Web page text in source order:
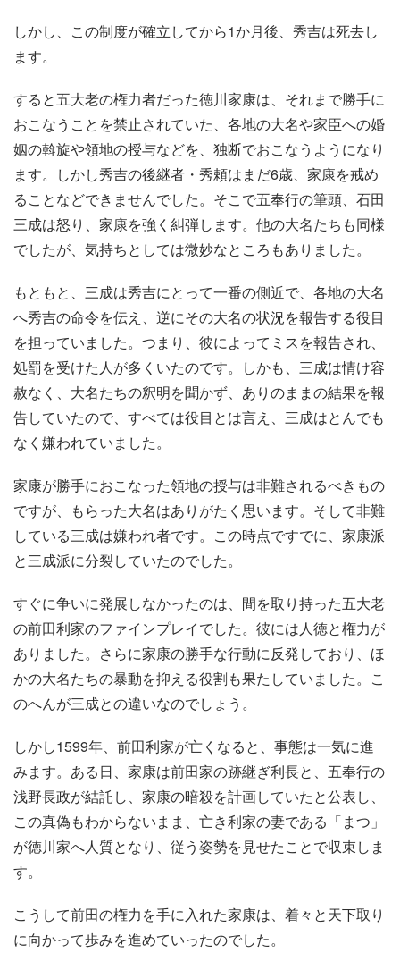
しかし、この制度が確立してから1か月後、秀吉は死去し
ます。
すると五大老の権力者だった徳川家康は、それまで勝手に
おこなうことを禁止されていた、各地の大名や家臣への婚
姻の斡旋や領地の授与などを、独断でおこなうようになり
ます。しかし秀吉の後継者・秀頼はまだ6歳、家康を戒め
ることなどできませんでした。そこで五奉行の筆頭、石田
三成は怒り、家康を強く糾弾します。他の大名たちも同様
でしたが、気持ちとしては微妙なところもありました。
もともと、三成は秀吉にとって一番の側近で、各地の大名
へ秀吉の命令を伝え、逆にその大名の状況を報告する役目
を担っていました。つまり、彼によってミスを報告され、
処罰を受けた人が多くいたのです。しかも、三成は情け容
赦なく、大名たちの釈明を聞かず、ありのままの結果を報
告していたので、すべては役目とは言え、三成はとんでも
なく嫌われていました。
家康が勝手におこなった領地の授与は非難されるべきもの
ですが、もらった大名はありがたく思います。そして非難
している三成は嫌われ者です。この時点ですでに、家康派
と三成派に分裂していたのでした。
すぐに争いに発展しなかったのは、間を取り持った五大老
の前田利家のファインプレイでした。彼には人徳と権力が
ありました。さらに家康の勝手な行動に反発しており、ほ
かの大名たちの暴動を抑える役割も果たしていました。こ
のへんが三成との違いなのでしょう。
しかし1599年、前田利家が亡くなると、事態は一気に進
みます。ある日、家康は前田家の跡継ぎ利長と、五奉行の
浅野長政が結託し、家康の暗殺を計画していたと公表し、
この真偽もわからないまま、亡き利家の妻である「まつ」
が徳川家へ人質となり、従う姿勢を見せたことで収束しま
す。
こうして前田の権力を手に入れた家康は、着々と天下取り
に向かって歩みを進めていったのでした。